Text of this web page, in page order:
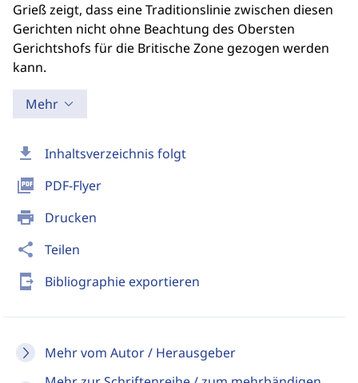
download Inhaltsverzeichnis folgt
picture_as_pdf PDF-Flyer
print Drucken
share Teilen
send_to_mobile Bibliographie exportieren
Mehr vom Autor / Herausgeber
Grieß zeigt, dass eine Traditionslinie zwischen diesen
Gerichten nicht ohne Beachtung des Obersten
Gerichtshofs für die Britische Zone gezogen werden
kann.
Mehr